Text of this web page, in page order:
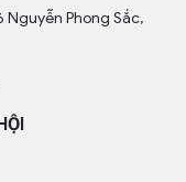
Nguyễn Phong Sắc,